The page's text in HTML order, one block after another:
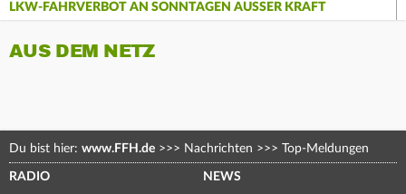
LKW-FAHRVERBOT AN SONNTAGEN AUSSER KRAFT
AUS DEM NETZ
Du bist hier: www.FFH.de >>> Nachrichten >>> Top-Meldungen
RADIO NEWS